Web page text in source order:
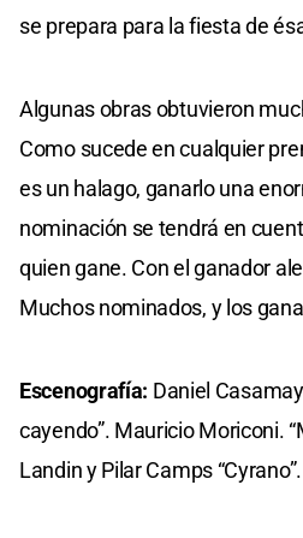
se prepara para la fiesta de
Algunas obras obtuvieron
Como sucede en cualquier
es un halago, ganarlo una
nominación se tendrá en
quien gane. Con el ganador
Muchos nominados, y los
Escenografía: Daniel
cayendo”. Mauricio Moriconi.
Landin y Pilar Camps “Cyrano”.